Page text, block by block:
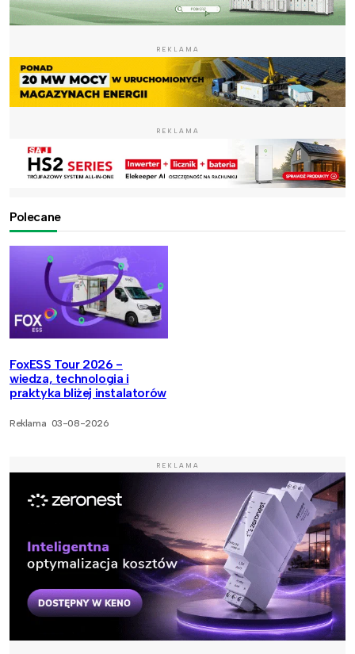
REKLAMA
REKLAMA
Polecane
FoxESS Tour 2026 -
wiedza, technologia i
praktyka bliżej instalatorów
Reklama 03-08-2026
REKLAMA